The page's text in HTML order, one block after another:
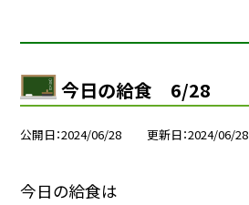
今日の給食 6/28
公開日 2024/06/28 更新日 2024/06/28
今日の給食は